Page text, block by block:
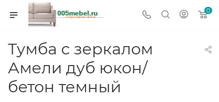
0
Тумба с зеркалом
Амели дуб юкон/
бетон темный